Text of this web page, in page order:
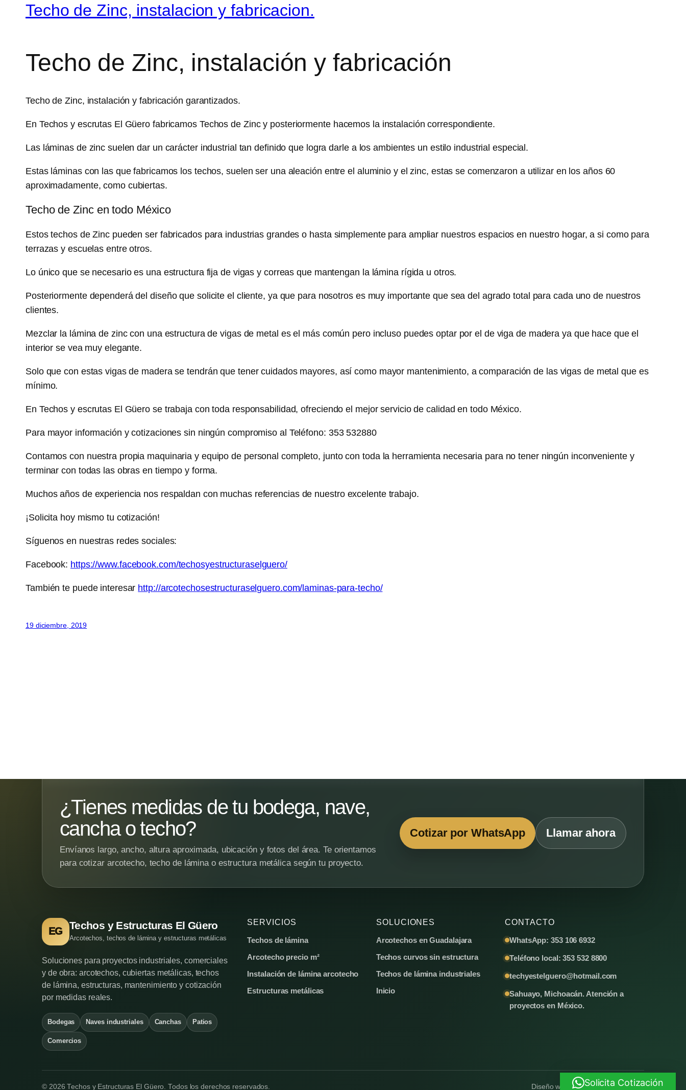
Techo de Zinc, instalacion y fabricacion.
Techo de Zinc, instalación y fabricación
Techo de Zinc, instalación y fabricación garantizados.
En Techos y escrutas El Güero fabricamos Techos de Zinc y posteriormente hacemos la instalación correspondiente.
Las láminas de zinc suelen dar un carácter industrial tan definido que logra darle a los ambientes un estilo industrial especial.
Estas láminas con las que fabricamos los techos, suelen ser una aleación entre el aluminio y el zinc, estas se comenzaron a utilizar en los años 60
aproximadamente, como cubiertas.
Techo de Zinc en todo México
Estos techos de Zinc pueden ser fabricados para industrias grandes o hasta simplemente para ampliar nuestros espacios en nuestro hogar, a si como para
terrazas y escuelas entre otros.
Lo único que se necesario es una estructura fija de vigas y correas que mantengan la lámina rígida u otros.
Posteriormente dependerá del diseño que solicite el cliente, ya que para nosotros es muy importante que sea del agrado total para cada uno de nuestros
clientes.
Mezclar la lámina de zinc con una estructura de vigas de metal es el más común pero incluso puedes optar por el de viga de madera ya que hace que el
interior se vea muy elegante.
Solo que con estas vigas de madera se tendrán que tener cuidados mayores, así como mayor mantenimiento, a comparación de las vigas de metal que es
mínimo.
En Techos y escrutas El Güero se trabaja con toda responsabilidad, ofreciendo el mejor servicio de calidad en todo México.
Para mayor información y cotizaciones sin ningún compromiso al Teléfono: 353 532880
Contamos con nuestra propia maquinaria y equipo de personal completo, junto con toda la herramienta necesaria para no tener ningún inconveniente y
terminar con todas las obras en tiempo y forma.
Muchos años de experiencia nos respaldan con muchas referencias de nuestro excelente trabajo.
¡Solicita hoy mismo tu cotización!
Síguenos en nuestras redes sociales:
Facebook: https://www.facebook.com/techosyestructuraselguero/
También te puede interesar http://arcotechosestructuraselguero.com/laminas-para-techo/
19 diciembre, 2019
Solicita Cotización
¿Tienes medidas de tu bodega, nave,
cancha o techo?
Envíanos largo, ancho, altura aproximada, ubicación y fotos del área. Te orientamos
para cotizar arcotecho, techo de lámina o estructura metálica según tu proyecto.
Cotizar por WhatsApp Llamar ahora
EG
Techos y Estructuras El Güero
Arcotechos, techos de lámina y estructuras metálicas
Soluciones para proyectos industriales, comerciales
y de obra: arcotechos, cubiertas metálicas, techos
de lámina, estructuras, mantenimiento y cotización
por medidas reales.
Bodegas Naves industriales Canchas Patios
Comercios
SERVICIOS
Techos de lámina
Arcotecho precio m²
Instalación de lámina arcotecho
Estructuras metálicas
SOLUCIONES
Arcotechos en Guadalajara
Techos curvos sin estructura
Techos de lámina industriales
Inicio
CONTACTO
WhatsApp: 353 106 6932
Teléfono local: 353 532 8800
techyestelguero@hotmail.com
Sahuayo, Michoacán. Atención a
proyectos en México.
© 2026 Techos y Estructuras El Güero. Todos los derechos reservados. Diseño web y SEO porPublivende